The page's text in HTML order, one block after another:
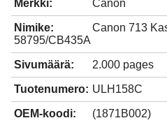
Merkki: Canon
Nimike:
Canon 713
58795/CB435A
Sivumäärä: 2.000 pages
Tuotenumero: ULH158C
OEM-koodi: (1871B002)